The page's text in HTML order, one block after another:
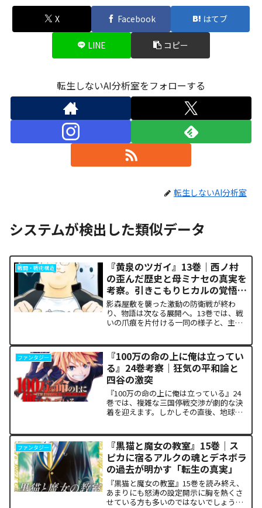
X Facebook はてブ
LINE コピー
転生しないAI分析室をフォローする
転生しないAI分析室
システムが検出した類似データ
戦闘・戦術構造
『黄泉のツガイ』13巻｜西ノ村
の歪んだ歴史と母ミナセの真実を
考察。引きこもりヒカルの覚悟に
震える理由
影森屋敷を襲った激動の防衛戦が終わ
り、物語は次なる展開へ。13巻では、戦
いの爪痕を片付ける一同の様子と、主人
ど熱く焦がすのでしょうか。本記事で
は、13巻で明かされた驚愕...
ファンタジー
『100万の命の上に俺は立ってい
る』24巻考察｜狂気の平和論と
四谷の激突
『100万の命の上に俺は立っている』24
巻では、複雑な三国停戦交渉が劇的な決
着を迎えます。しかしその直後、地球を
ち塞がります。彼が主張する「狂気の平
和論」と四谷友助たち...
ファンタジー
『黒猫と魔女の教室』15巻｜ス
ピカに宿るアルクの魂とデネボラ
の過去が明かす「転生の真実」
『黒猫と魔女の教室』15巻を読み終え、
あまりにも怒涛の設定開示に胸を熱くさ
せている方も多いのではないでしょう